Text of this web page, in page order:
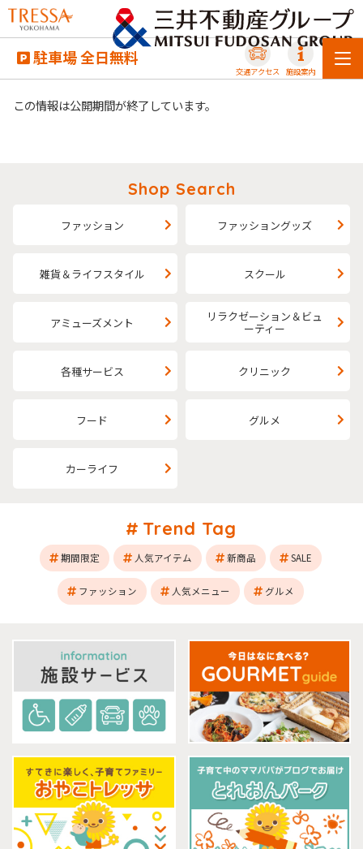
駐車場 全日無料
交通アクセス 施設案内
この情報は公開期間が終了しています。
Shop Search
ファッション ファッショングッズ
雑貨＆ライフスタイル スクール
アミューズメント リラクゼーション＆ビュ
ーティー
各種サービス クリニック
フード グルメ
カーライフ
Trend Tag
期間限定 人気アイテム 新商品 SALE
ファッション 人気メニュー グルメ